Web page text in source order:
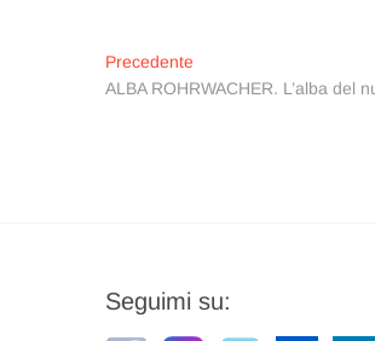
Navigazione
articoli
Precedente
precedente:
ALBA ROHRWACHER. L’alba del
Seguimi su: